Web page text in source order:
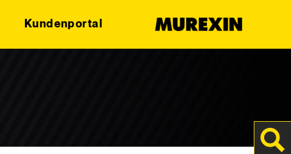
Kundenportal